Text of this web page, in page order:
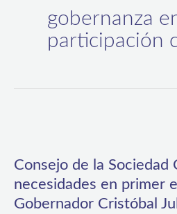
gobernanza
participación
Consejo de la Sociedad
necesidades en primer
Gobernador Cristóbal
la